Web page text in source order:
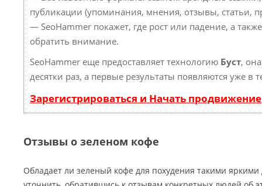
публикации (упоминания, мнения, отзывы, статьи,
— SeoHammer покажет, где рост или падение, а
обратить внимание.
SeoHammer еще предоставляет технологию Буст,
десятки раз, а первые результаты появляются уже в
Зарегистрироваться и Начать продвижение
Отзывы о зеленом кофе
Обладает ли зеленый кофе для похудения такими